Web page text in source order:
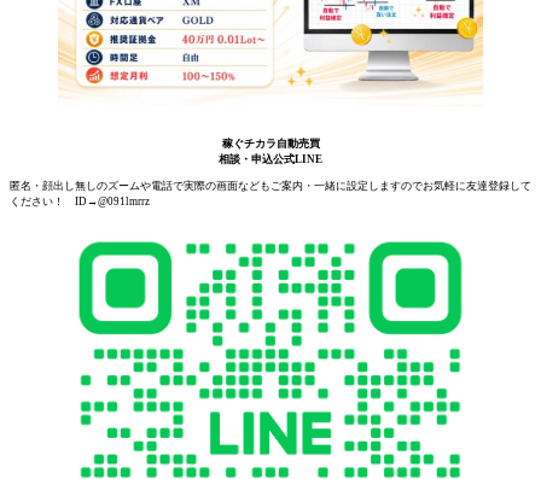
稼ぐチカラ自動売買
相談・申込公式LINE
匿名・顔出し無しのズームや電話で実際の画面などもご案内・一緒に設定しますのでお気軽に友達登録して
ください！ ID→@091lmrrz